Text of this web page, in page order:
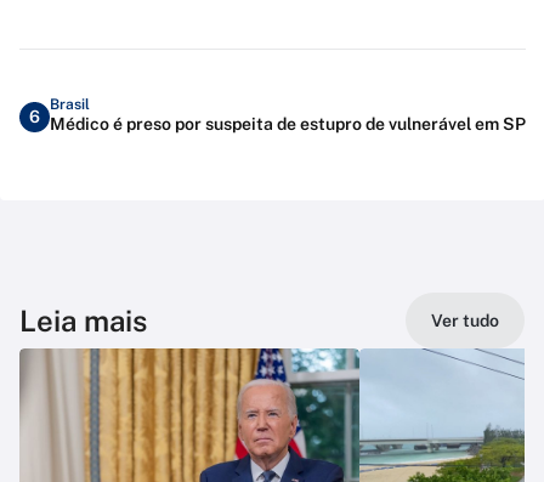
6
Brasil
Médico é preso por suspeita de estupro de vulnerável em SP
Leia mais Ver tudo